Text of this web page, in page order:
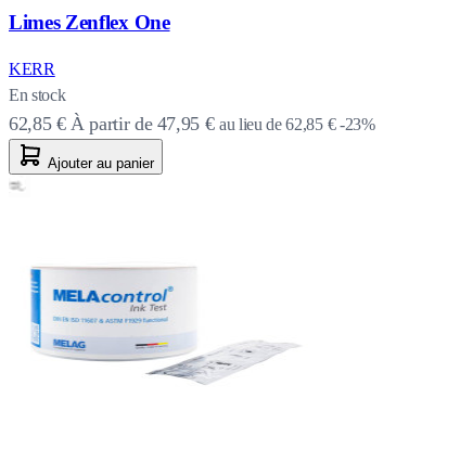
Limes Zenflex One
KERR
En stock
62,85 € À partir de 47,95 € au lieu de 62,85 € -23%
Ajouter au panier